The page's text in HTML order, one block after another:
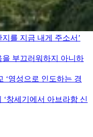
를 지금 내게 주소서’
을 부끄러워하지 아니하
‘영성으로 인도하는 경
창세기에서 아브라함 신